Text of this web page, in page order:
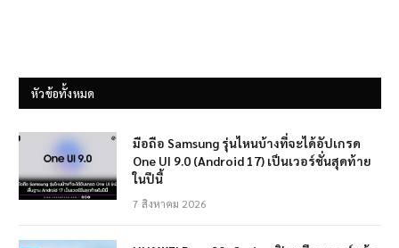
หัวข้อทั้งหมด
มือถือ Samsung รุ่นไหนบ้างที่จะได้อัปเกรด
One UI 9.0 (Android 17) เป็นเวอร์ชั่นสุดท้าย
ในปีนี้
7 สิงหาคม 2026